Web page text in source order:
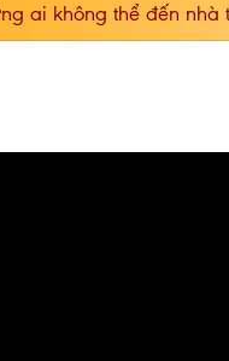
ai không thể đến nhà